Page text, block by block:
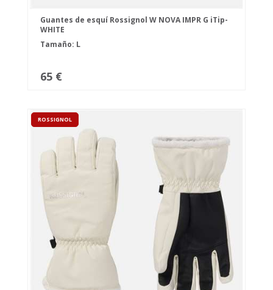
Guantes de esquí Rossignol W NOVA IMPR G iTip-
WHITE
Tamaño: L
65 €
ROSSIGNOL